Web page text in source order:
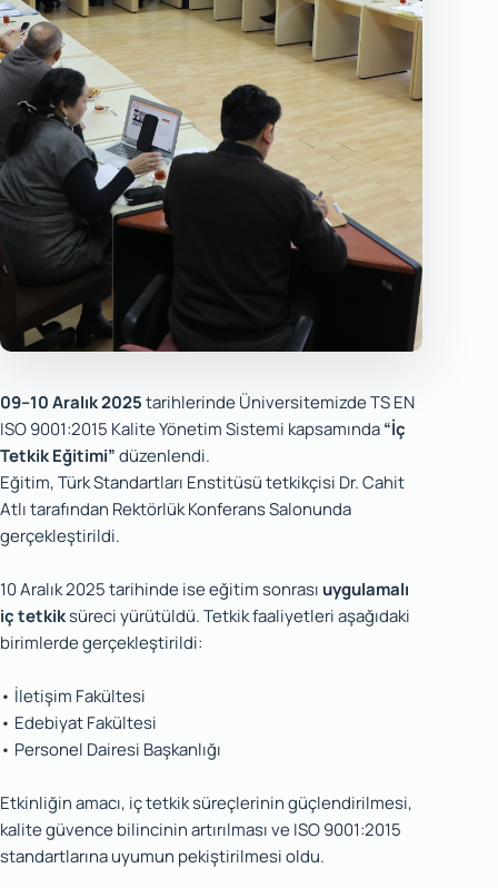
09–10 Aralık 2025tarihlerinde Üniversitemizde TS EN
ISO 9001:2015 Kalite Yönetim Sistemi kapsamında“İç
Tetkik Eğitimi”düzenlendi.
Eğitim, Türk Standartları Enstitüsü tetkikçisi Dr. Cahit
Atlı tarafından Rektörlük Konferans Salonunda
gerçekleştirildi.
10 Aralık 2025 tarihinde ise eğitim sonrası uygulamalı
iç tetkiksüreci yürütüldü. Tetkik faaliyetleri aşağıdaki
birimlerde gerçekleştirildi:
• İletişim Fakültesi
• Edebiyat Fakültesi
• Personel Dairesi Başkanlığı
Etkinliğin amacı, iç tetkik süreçlerinin güçlendirilmesi,
kalite güvence bilincinin artırılması ve ISO 9001:2015
standartlarına uyumun pekiştirilmesi oldu.